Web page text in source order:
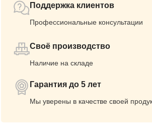
Поддержка клиентов
Профессиональные консультации
Своё производство
Наличие на складе
Гарантия до 5 лет
Мы уверены в качестве своей